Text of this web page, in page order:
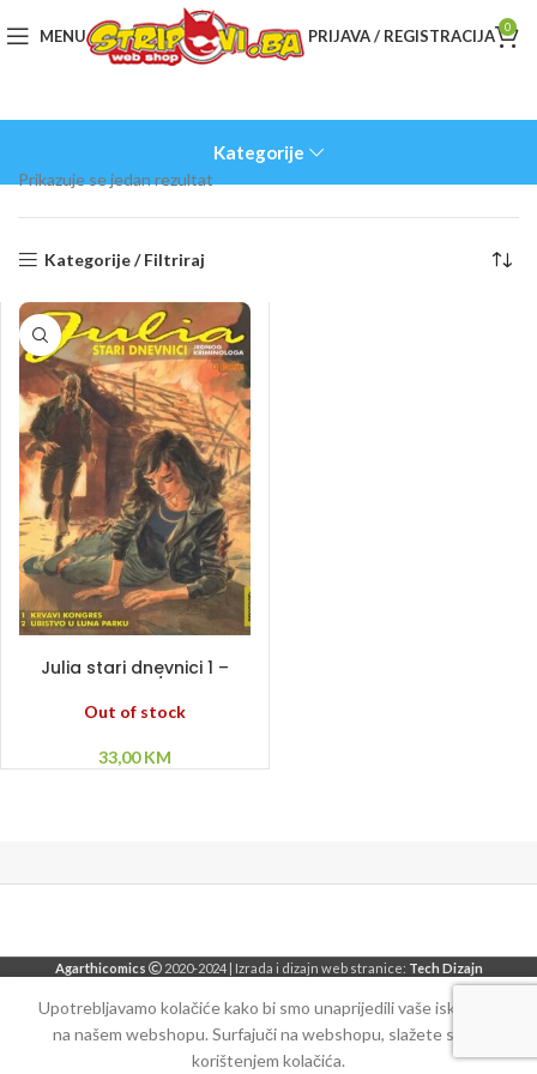
MENU PRIJAVA / REGISTRACIJA 0
Kategorije
Prikazuje se jedan rezultat
Kategorije / Filtriraj
Julia stari dnevnici 1 –
Krvavi kongres / Ubistvo u
luna parku
Out of stock
33,00KM
Agarthicomics 2020-2024 | Izrada i dizajn web stranice: Tech Dizajn
Upotrebljavamo kolačiće kako bi smo unaprijedili vaše iskustvo
na našem webshopu. Surfajuči na webshopu, slažete se sa
korištenjem kolačića.